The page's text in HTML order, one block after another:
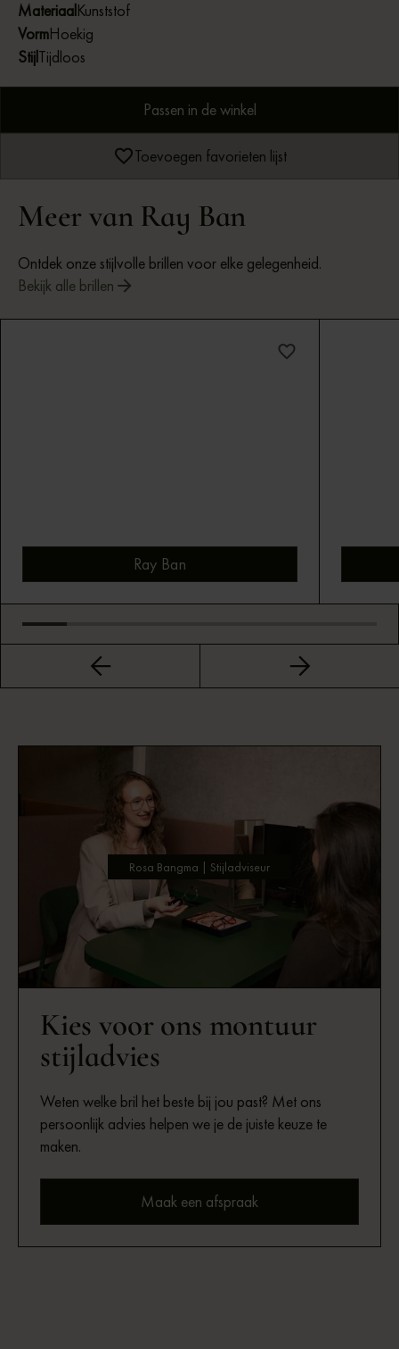
MateriaalKunststof
VormHoekig
StijlTijdloos
Passen in de winkel
Toevoegen favorieten lijst
Meer van Ray Ban
Ontdek onze stijlvolle brillen voor elke gelegenheid.
Bekijk alle brillen
Ray Ban
Bekijk montuur
Kies voor ons montuur
stijladvies
Weten welke bril het beste bij jou past? Met ons
persoonlijk advies helpen we je de juiste keuze te
maken.
Maak een afspraak
Rosa Bangma | Stijladviseur